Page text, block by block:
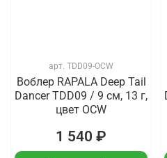
арт. TDD09-OCW
Воблер RAPALA Deep Tail
Dancer TDD09 / 9 см, 13 г,
цвет OCW
1 540 ₽